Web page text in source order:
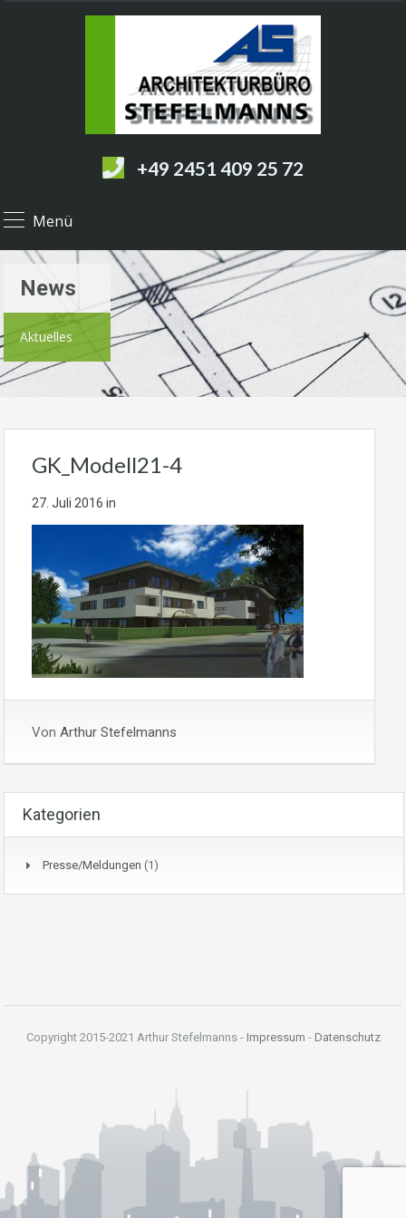
+49 2451 409 25 72
Menü
News
Aktuelles
GK_Modell21-4
27. Juli 2016 in
Von Arthur Stefelmanns
Kategorien
Presse/Meldungen (1)
Copyright 2015-2021 Arthur Stefelmanns - Impressum - Datenschutz